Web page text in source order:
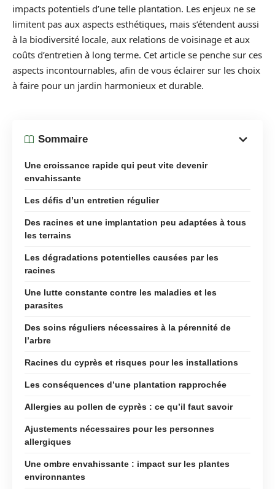
impacts potentiels d’une telle plantation. Les enjeux ne se
limitent pas aux aspects esthétiques, mais s’étendent aussi
à la biodiversité locale, aux relations de voisinage et aux
coûts d’entretien à long terme. Cet article se penche sur ces
aspects incontournables, afin de vous éclairer sur les choix
à faire pour un jardin harmonieux et durable.
Sommaire
Une croissance rapide qui peut vite devenir
envahissante
Les défis d’un entretien régulier
Des racines et une implantation peu adaptées à tous
les terrains
Les dégradations potentielles causées par les
racines
Une lutte constante contre les maladies et les
parasites
Des soins réguliers nécessaires à la pérennité de
l’arbre
Racines du cyprès et risques pour les installations
Les conséquences d’une plantation rapprochée
Allergies au pollen de cyprès : ce qu’il faut savoir
Ajustements nécessaires pour les personnes
allergiques
Une ombre envahissante : impact sur les plantes
environnantes